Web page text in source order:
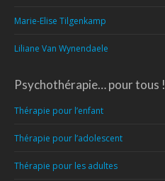
Marie-Elise Tilgenkamp
Liliane Van Wynendaele
Psychothérapie… pour tous !
Thérapie pour l’enfant
Thérapie pour l’adolescent
Thérapie pour les adultes